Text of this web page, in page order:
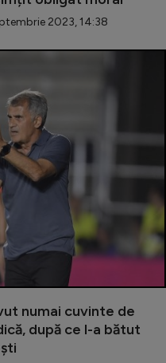
2023, 14:38
numai cuvinte de
după ce l-a bătut